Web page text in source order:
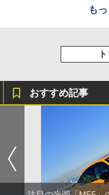
も
おすすめ記事